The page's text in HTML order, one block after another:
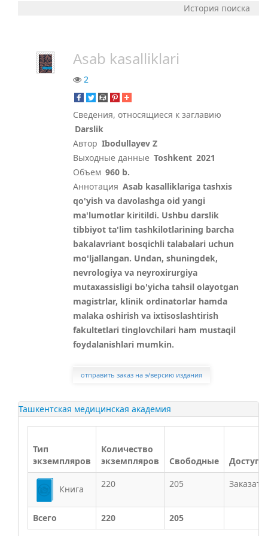
История поиска
Asab kasalliklari
2
Сведения, относящиеся к заглавию
Darslik
Автор Ibodullayev Z
Выходные данные Toshkent 2021
Объем 960 b.
Аннотация Asab kasalliklariga tashxis
qo'yish va davolashga oid yangi
ma'lumotlar kiritildi. Ushbu darslik
tibbiyot ta'lim tashkilotlarining barcha
bakalavriant bosqichli talabalari uchun
mo'ljallangan. Undan, shuningdek,
nevrologiya va neyroxirurgiya
mutaxassisligi bo'yicha tahsil olayotgan
magistrlar, klinik ordinatorlar hamda
malaka oshirish va ixtisoslashtirish
fakultetlari tinglovchilari ham mustaqil
foydalanishlari mumkin.
Ташкентская медицинская академия
Тип
экземпляров
Количество
экземпляров
Свободные
Книга 220 205 Заказать
Всего 220 205